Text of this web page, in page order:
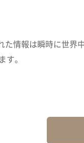
情報は瞬時に世
。